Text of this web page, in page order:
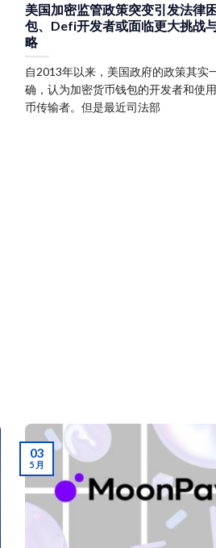
美国加密监管政策突变引发法律
包、Defi开发者或面临更大挑战
略
自2013年以来，美国政府的政策其实
确，认为加密货币钱包的开发者和使
币传输者。但是最近司法部
03
5 月